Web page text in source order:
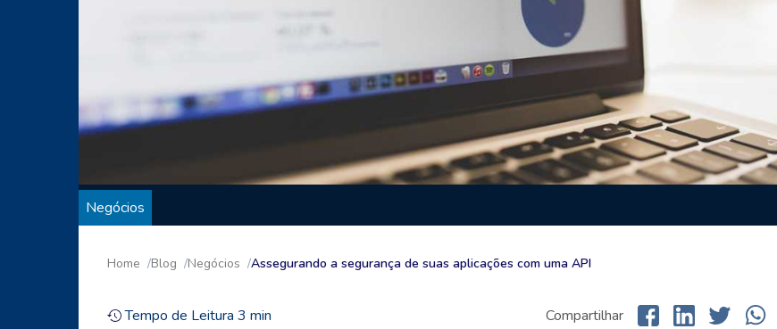
Negócios
Home Blog Negócios Assegurando a segurança de suas aplicações com uma API
Tempo de Leitura 3 min Compartilhar